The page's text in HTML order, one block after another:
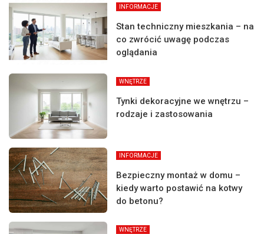
INFORMACJE
Stan techniczny mieszkania – na
co zwrócić uwagę podczas
oglądania
WNĘTRZE
Tynki dekoracyjne we wnętrzu –
rodzaje i zastosowania
INFORMACJE
Bezpieczny montaż w domu –
kiedy warto postawić na kotwy
do betonu?
WNĘTRZE